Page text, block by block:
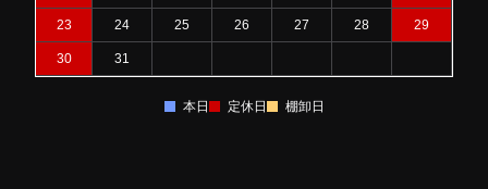
23 24 25 26 27 28 29
30 31
本日 定休日 棚卸日